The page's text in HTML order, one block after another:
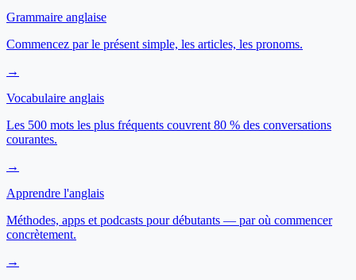
Grammaire anglaise
Commencez par le présent simple, les articles, les pronoms.
→
Vocabulaire anglais
Les 500 mots les plus fréquents couvrent 80 % des conversations
courantes.
→
Apprendre l'anglais
Méthodes, apps et podcasts pour débutants — par où commencer
concrètement.
→